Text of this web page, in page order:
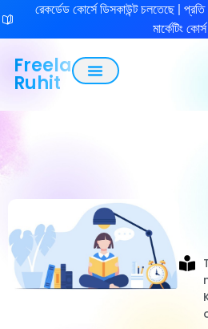
রেকর্ডেড কোর্সে ডিসকাউন্ট চলতেছে |
মার্কেটিং
Freelancer
Ruhit